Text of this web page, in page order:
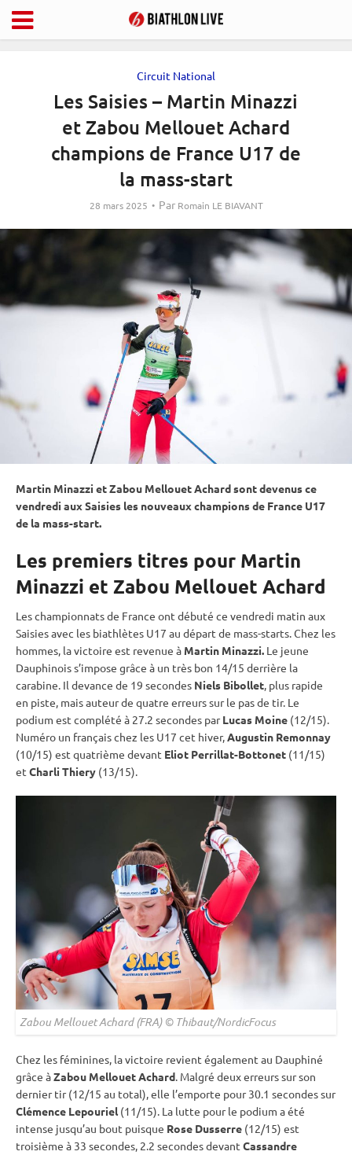
Circuit National
Les Saisies – Martin Minazzi
et Zabou Mellouet Achard
champions de France U17 de
la mass-start
28 mars 2025 Par Romain LE BIAVANT
Martin Minazzi et Zabou Mellouet Achard sont devenus ce
vendredi aux Saisies les nouveaux champions de France U17
de la mass-start.
Les premiers titres pour Martin
Minazzi et Zabou Mellouet Achard
Les championnats de France ont débuté ce vendredi matin aux
Saisies avec les biathlètes U17 au départ de mass-starts. Chez les
hommes, la victoire est revenue à Martin Minazzi. Le jeune
Dauphinois s’impose grâce à un très bon 14/15 derrière la
carabine. Il devance de 19 secondes Niels Bibollet, plus rapide
en piste, mais auteur de quatre erreurs sur le pas de tir. Le
podium est complété à 27.2 secondes parLucas Moine (12/15).
Numéro un français chez les U17 cet hiver,Augustin Remonnay
(10/15) est quatrième devant Eliot Perrillat-Bottonet (11/15)
et Charli Thiery (13/15).
Zabou Mellouet Achard (FRA) © Thibaut/NordicFocus
Chez les féminines, la victoire revient également au Dauphiné
grâce àZabou Mellouet Achard. Malgré deux erreurs sur son
dernier tir (12/15 au total), elle l’emporte pour 30.1 secondes sur
Clémence Lepouriel(11/15). La lutte pour le podium a été
intense jusqu’au bout puisque Rose Dusserre (12/15) est
troisième à 33 secondes, 2.2 secondes devant Cassandre